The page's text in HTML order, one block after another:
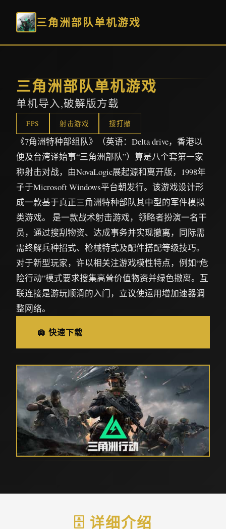
三角洲部队单机游戏
三角洲部队单机游戏
单机导入,破解版方载
FPS 射击游戏 搜打撤
《7角洲特种部组队》（英语：Delta drive，香港以
便及台湾译始事“三角洲部队”）算是八个套第一家
称射击对战，由NovaLogic展起源和离开版，1998年
子于Microsoft Windows平台朝发行。该游戏设计形
成一款基于真正三角洲特种部队其中型的军件模拟
类游戏。 是一款战术射击游戏，领略者扮演一名干
员，通过搜刮物资、达成事务并实现撤离，同际需
需终解兵种招式、枪械特式及配件搭配等级技巧。
对于新型玩家，许以相关注游戏模性特点，例如“危
险行动”模式要求搜集高耸价值物资并绿色撤离。互
联连接是游玩顺滑的入门，立议使运用增加速器调
整网络。
🛄 快速下载
🗄️ 详细介绍